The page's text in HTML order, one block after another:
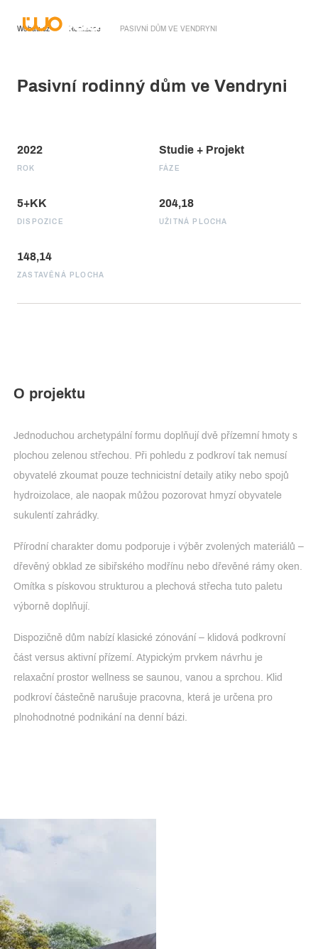
Wobau.cz Realizace PASIVNÍ DŮM VE VENDRYNI
Pasivní rodinný dům ve Vendryni
2022
ROK
Studie + Projekt
FÁZE
5+KK
DISPOZICE
204,18
UŽITNÁ PLOCHA
148,14
ZASTAVĚNÁ PLOCHA
O projektu
Jednoduchou archetypální formu doplňují dvě přízemní hmoty s
plochou zelenou střechou. Při pohledu z podkroví tak nemusí
obyvatelé zkoumat pouze technicistní detaily atiky nebo spojů
hydroizolace, ale naopak můžou pozorovat hmyzí obyvatele
sukulentí zahrádky.
Přírodní charakter domu podporuje i výběr zvolených materiálů –
dřevěný obklad ze sibiřského modřínu nebo dřevěné rámy oken.
Omítka s pískovou strukturou a plechová střecha tuto paletu
výborně doplňují.
Dispozičně dům nabízí klasické zónování – klidová podkrovní
část versus aktivní přízemí. Atypickým prvkem návrhu je
relaxační prostor wellness se saunou, vanou a sprchou. Klid
podkroví částečně narušuje pracovna, která je určena pro
plnohodnotné podnikání na denní bázi.